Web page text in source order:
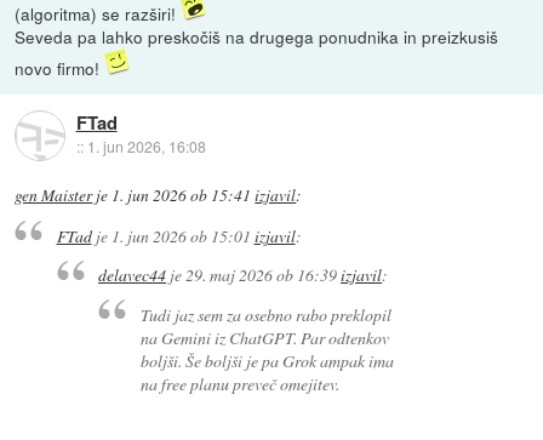
(algoritma) se razširi!
Seveda pa lahko preskočiš na drugega ponudnika in preizkusiš
novo firmo!
FTad
:: 1. jun 2026, 16:08
gen Maisterje 1. jun 2026 ob 15:41 izjavil:
FTadje 1. jun 2026 ob 15:01 izjavil:
delavec44 je29. maj 2026 ob 16:39izjavil:
Tudi jaz sem za osebno rabo preklopil
na Gemini iz ChatGPT. Par odtenkov
boljši. Še boljši je pa Grok ampak ima
na free planu preveč omejitev.